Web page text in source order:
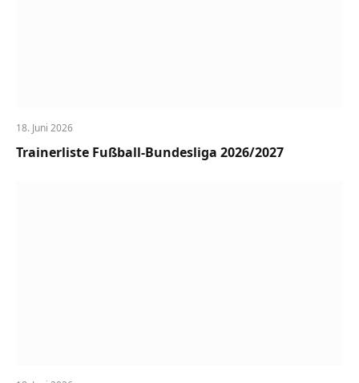
18. Juni 2026
Trainerliste Fußball-Bundesliga 2026/2027